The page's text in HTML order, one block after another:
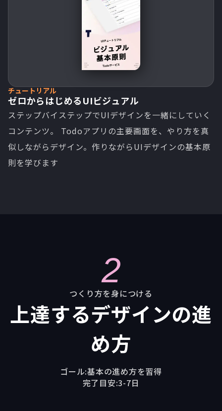
チュートリアル
ゼロからはじめるUIビジュアル
ステップバイステップでUIデザインを一緒にしていく
コンテンツ。 Todoアプリの主要画面を、やり方を真
似しながらデザイン。作りながらUIデザインの基本原
則を学びます
2
つくり方を身につける
上達するデザインの進
め方
ゴール:基本の進め方を習得
完了目安:3-7日